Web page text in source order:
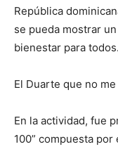
República
se pueda mostrar
bienestar para todos.
El Duarte que no
En la actividad, fue
100” compuesta